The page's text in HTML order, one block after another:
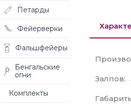
Петарды
Фейерверки
Фальшфейеры
Бенгальские
огни
Комплекты
Залпов: